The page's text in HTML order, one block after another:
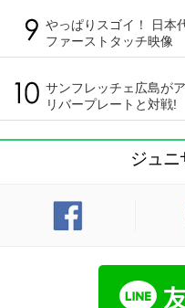
やっぱりスゴイ！ 日本
ファーストタッチ映像
サンフレッチェ広島が
リバープレートと対戦!
ジュニ